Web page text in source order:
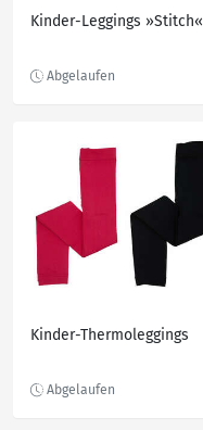
Kinder-Leggings »Stitch«
Kinder-Thermoleggings